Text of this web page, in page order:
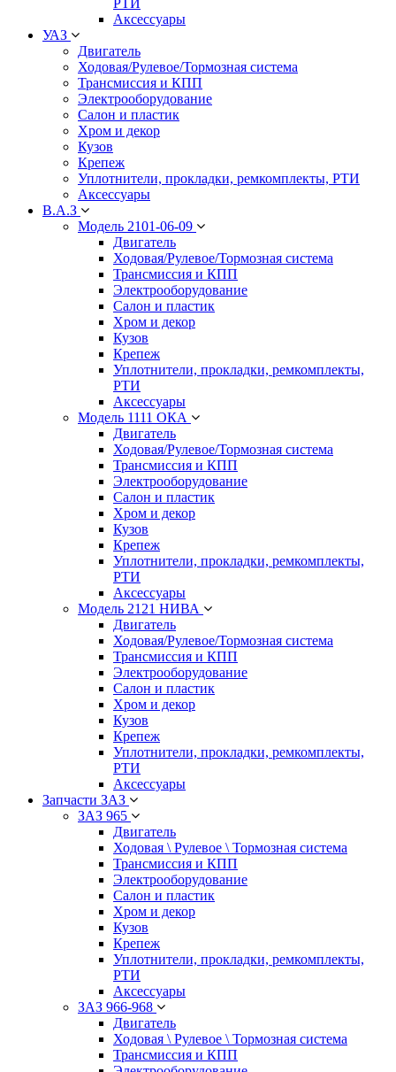
РТИ
Аксессуары
УАЗ
Двигатель
Ходовая/Рулевое/Тормозная система
Трансмиссия и КПП
Электрооборудование
Салон и пластик
Хром и декор
Кузов
Крепеж
Уплотнители, прокладки, ремкомплекты, РТИ
Аксессуары
В.А.З
Модель 2101-06-09
Двигатель
Ходовая/Рулевое/Тормозная система
Трансмиссия и КПП
Электрооборудование
Салон и пластик
Хром и декор
Кузов
Крепеж
Уплотнители, прокладки, ремкомплекты,
РТИ
Аксессуары
Модель 1111 ОКА
Двигатель
Ходовая/Рулевое/Тормозная система
Трансмиссия и КПП
Электрооборудование
Салон и пластик
Хром и декор
Кузов
Крепеж
Уплотнители, прокладки, ремкомплекты,
РТИ
Аксессуары
Модель 2121 НИВА
Двигатель
Ходовая/Рулевое/Тормозная система
Трансмиссия и КПП
Электрооборудование
Салон и пластик
Хром и декор
Кузов
Крепеж
Уплотнители, прокладки, ремкомплекты,
РТИ
Аксессуары
Запчасти ЗАЗ
ЗАЗ 965
Двигатель
Ходовая \ Рулевое \ Тормозная система
Трансмиссия и КПП
Электрооборудование
Салон и пластик
Хром и декор
Кузов
Крепеж
Уплотнители, прокладки, ремкомплекты,
РТИ
Аксессуары
ЗАЗ 966-968
Двигатель
Ходовая \ Рулевое \ Тормозная система
Трансмиссия и КПП